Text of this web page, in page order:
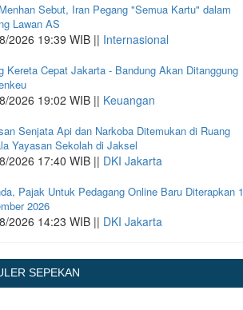
Sebut, Iran Pegang "Semua Kartu" dalam
Lawan AS
2026 19:39 WIB || Internasional
Kereta Cepat Jakarta - Bandung Akan Ditanggung
2026 19:02 WIB || Keuangan
Senjata Api dan Narkoba Ditemukan di Ruang
Yayasan Sekolah di Jaksel
2026 17:40 WIB || DKI Jakarta
Pajak Untuk Pedagang Online Baru Diterapkan 1
2026
2026 14:23 WIB || DKI Jakarta
SEPEKAN